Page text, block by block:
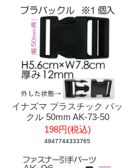
イナズマ プラスチック バッ
クル 50mm AK-73-50
198円(税込)
4947744333765